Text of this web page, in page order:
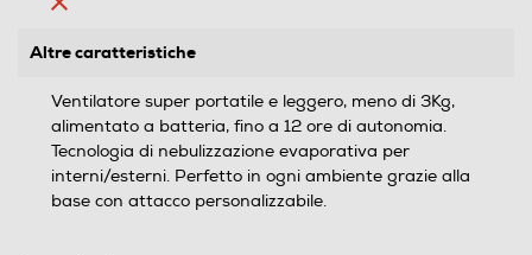
Altre caratteristiche
Ventilatore super portatile e leggero, meno di 3Kg,
alimentato a batteria, fino a 12 ore di autonomia.
Tecnologia di nebulizzazione evaporativa per
interni/esterni. Perfetto in ogni ambiente grazie alla
base con attacco personalizzabile.